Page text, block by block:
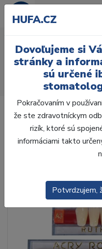
D44, A3
Zuby
AcryRock
AcryRock 1x28 S54-
HUFA.CZ
Dovoľujeme si
stránky a
sú určené
Pokračovaním v
že ste zdravotníckym
rizík, ktoré sú
informáciami takto
Potvrdzujem,